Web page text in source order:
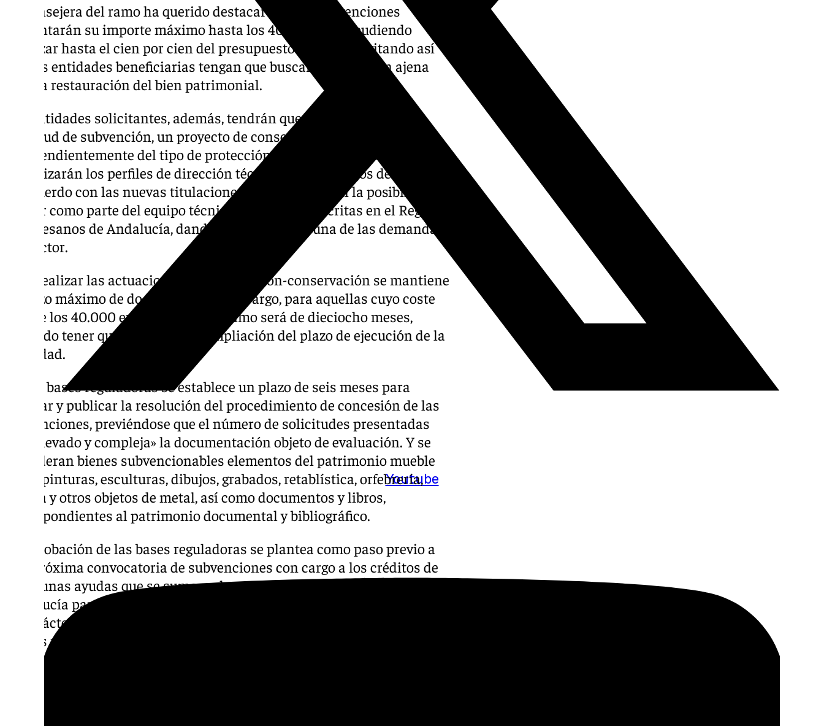
Youtube
La consejera del ramo ha querido destacar que las subvenciones
aumentarán su importe máximo hasta los 40.000 euros pudiendo
alcanzar hasta el cien por cien del presupuesto aceptado, evitando así
que las entidades beneficiarias tengan que buscar financiación ajena
para la restauración del bien patrimonial.
Las entidades solicitantes, además, tendrán que presentar, junto a la
solicitud de subvención, un proyecto de conservación,
independientemente del tipo de protección del bien a restaurar, y se
actualizarán los perfiles de dirección técnica de los trabajos del proyecto
de acuerdo con las nuevas titulaciones. Se abre también la posibilidad de
incluir como parte del equipo técnico a personas inscritas en el Registro
de Artesanos de Andalucía, dando respuesta así a una de las demandas
del sector.
Para realizar las actuaciones de restauración-conservación se mantiene
el plazo máximo de doce meses, sin embargo, para aquellas cuyo coste
supere los 40.000 euros el plazo máximo será de dieciocho meses,
evitando tener que solicitar una ampliación del plazo de ejecución de la
actividad.
En las bases reguladoras se establece un plazo de seis meses para
adoptar y publicar la resolución del procedimiento de concesión de las
subvenciones, previéndose que el número de solicitudes presentadas
«sea elevado y compleja» la documentación objeto de evaluación. Y se
consideran bienes subvencionables elementos del patrimonio mueble
como pinturas, esculturas, dibujos, grabados, retablística, orfebrería,
joyería y otros objetos de metal, así como documentos y libros,
correspondientes al patrimonio documental y bibliográfico.
La aprobación de las bases reguladoras se plantea como paso previo a
una próxima convocatoria de subvenciones con cargo a los créditos de
2025, unas ayudas que se suman a las ya concedidas por la Junta de
Andalucía para la conservación, protección e inventario del patrimonio
de carácter religioso andaluz, a través de las que se han movilizado más
de seis millones de euros.